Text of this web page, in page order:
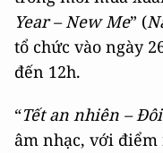
Year – New Me” (
tổ chức vào ngày
đến 12h.
“Tết an nhiên –
âm nhạc, với